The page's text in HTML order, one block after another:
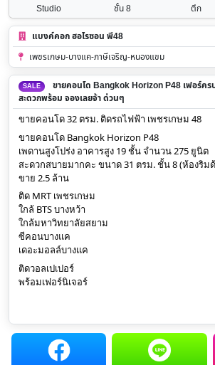
Studio ชั้น 8 ตึก
แบงค์คอก ฮอไรซอน พี48
เพชรเกษม-บางแค-ภาษีเจริญ-หนองแขม
SALE
ขายคอนโด Bangkok Horizon P48 เฟอร์คร
สะดวกพร้อม จองเลยจ้า ด่วนๆ
ขายคอนโด 32 ตรม. ติดรถไฟฟ้า เพชรเกษม 48
ขายคอนโด Bangkok Horizon P48
เพดานสูงโปร่ง อาคารสูง 19 ชั้น จำนวน 275 ยูนิต
สะดวกสบายมากคะ ขนาด 31 ตรม. ชั้น 8 (ห้องริ
ขาย 2.5 ล้าน
ติด MRT เพชรเกษม
ใกล้ BTS บางหว้า
ใกล้มหาวิทยาลัยสยาม
ซีคอนบางแค
เดอะมอลล์บางแค
ติดวอลเปเปอร์
พร้อมเฟอร์นิเจอร์